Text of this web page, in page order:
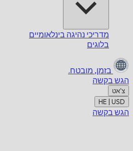
מדריכי נהיגה בינלאומיים
בלוגים
בזמן, מובטח.
הגש בקשה
צ'אט
HE | USD
הגש בקשה